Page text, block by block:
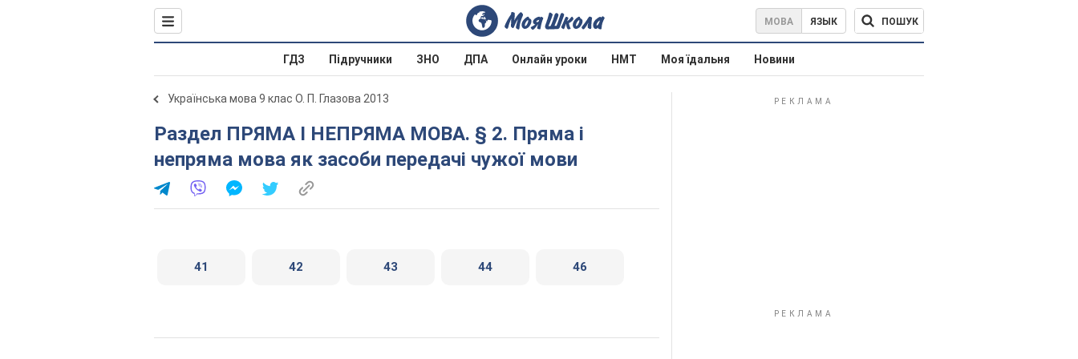
МОВА ЯЗЫК ПОШУК
ГДЗ Підручники ЗНО ДПА Онлайн уроки НМТ Моя їдальня Новини
Українська мова 9 клас О. П. Глазова 2013
Раздел ПРЯМА І НЕПРЯМА МОВА. § 2. Пряма і
непряма мова як засоби передачі чужої мови
41 42 43 44 46